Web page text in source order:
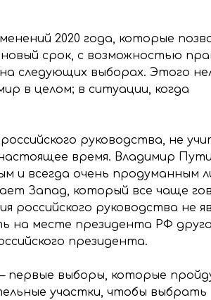
2020 года, которые
новый срок, с возможностью
следующих выборах. Этого
в целом; в ситуации, когда
руководства, не
время. Владимир
и всегда очень продуманным
Запад, который все чаще
российского руководства не
на месте президента РФ
президента.
первые выборы, которые
участки, чтобы выбрать